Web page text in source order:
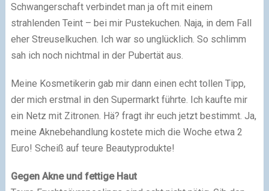
Schwangerschaft verbindet man ja oft mit einem
strahlenden Teint – bei mir Pustekuchen. Naja, in dem Fall
eher Streuselkuchen. Ich war so unglücklich. So schlimm
sah ich noch nichtmal in der Pubertät aus.
Meine Kosmetikerin gab mir dann einen echt tollen Tipp,
der mich erstmal in den Supermarkt führte. Ich kaufte mir
ein Netz mit Zitronen. Hä? fragt ihr euch jetzt bestimmt. Ja,
meine Aknebehandlung kostete mich die Woche etwa 2
Euro! Scheiß auf teure Beautyprodukte!
Gegen Akne und fettige Haut